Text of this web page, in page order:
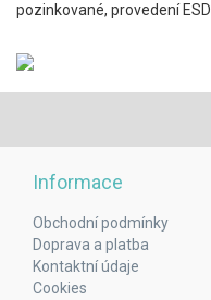
pozinkované, provedení ESD
Informace
Obchodní podmínky
Doprava a platba
Kontaktní údaje
Cookies